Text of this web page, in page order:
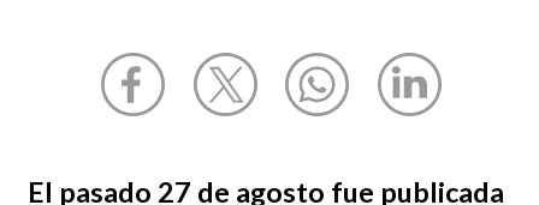
El pasado 27 de agosto fue publicada